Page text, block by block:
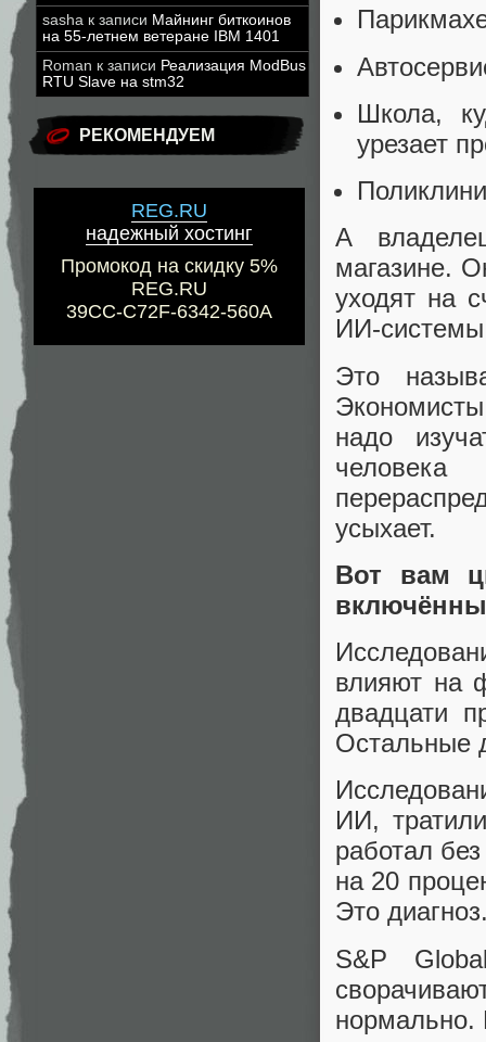
sasha к записи Майнинг биткоинов
на 55-летнем ветеране IBM 1401
Roman к записи Реализация ModBus
RTU Slave на stm32
РЕКОМЕНДУЕМ
REG.RU
надежный хостинг
Промокод на скидку 5%
REG.RU
39CC-C72F-6342-560A
Школа,
урезает
А
магазине.
уходят на
ИИ-
Это
надо
усыхает.
Вот вам
влияют на
двадцати
Остальные
ИИ,
работал
на 20
Это
S&P
нормально.